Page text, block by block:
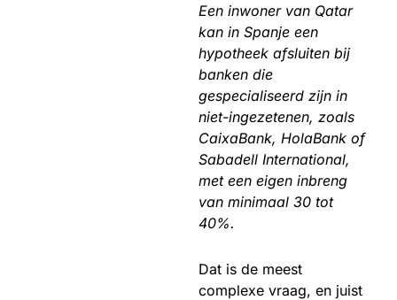
Een inwoner van Qatar
kan in Spanje een
hypotheek afsluiten bij
banken die
gespecialiseerd zijn in
niet-ingezetenen, zoals
CaixaBank, HolaBank of
Sabadell International,
met een eigen inbreng
van minimaal 30 tot
40%.
Dat is de meest
complexe vraag, en juist